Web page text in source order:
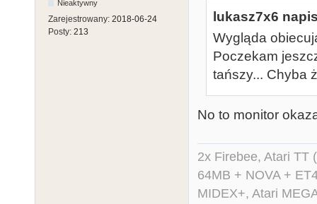
Nieaktywny
Zarejestrowany: 2018-06-24
Posty: 213
lukasz7x6
Wygląda
Poczekam
tańszy... Chyba
No to monitor
2x Firebee, Atari TT
64MB + NOVA +
MIDEX+, Atari